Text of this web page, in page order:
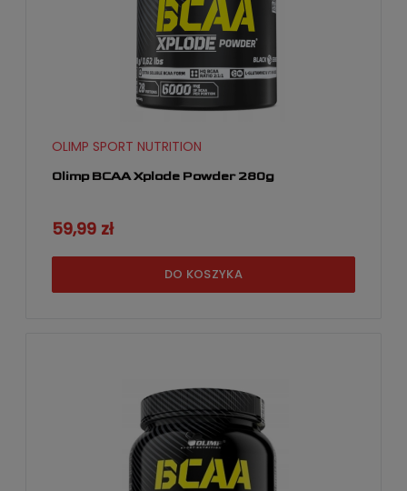
Olimp BCAA Xplode Powder 280g
OLIMP SPORT NUTRITION
59,99 zł
DO KOSZYKA